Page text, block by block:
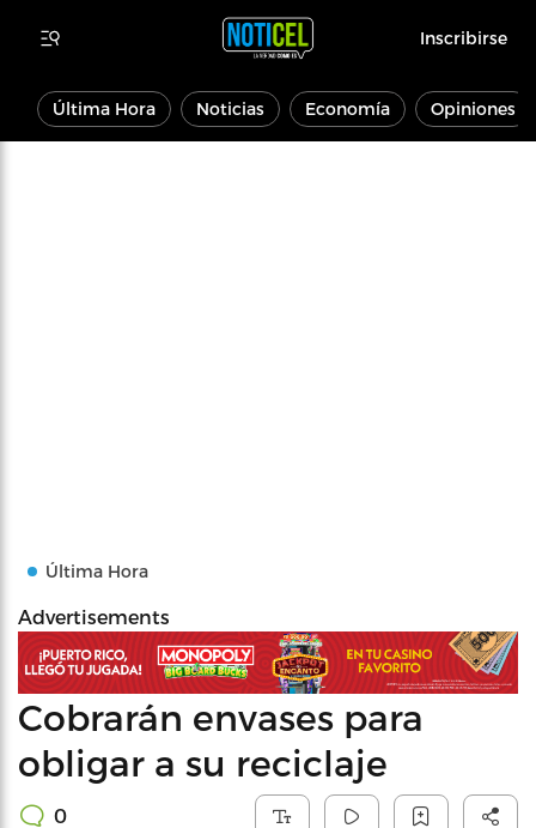
Inscribirse
Última Hora Noticias Economía Opiniones
Última Hora
Advertisements
Cobrarán envases para
obligar a su reciclaje
0